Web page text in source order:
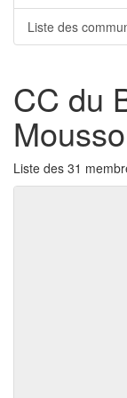
Liste des
CC du
Liste des 31